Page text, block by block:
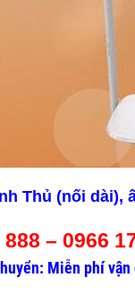
Thủ (nối dài),
888 – 0966
Miễn phí